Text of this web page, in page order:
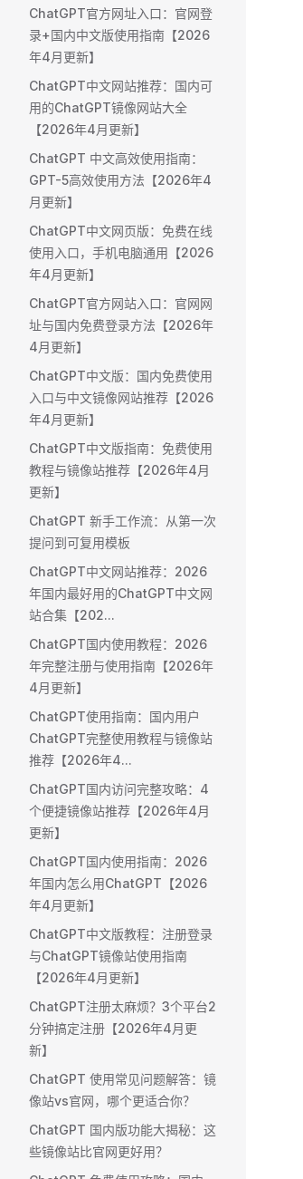
ChatGPT官方网址入口：官网登
录+国内中文版使用指南【2026
年4月更新】
ChatGPT中文网站推荐：国内可
用的ChatGPT镜像网站大全
【2026年4月更新】
ChatGPT 中文高效使用指南：
GPT-5高效使用方法【2026年4
月更新】
ChatGPT中文网页版：免费在线
使用入口，手机电脑通用【2026
年4月更新】
ChatGPT官方网站入口：官网网
址与国内免费登录方法【2026年
4月更新】
ChatGPT中文版：国内免费使用
入口与中文镜像网站推荐【2026
年4月更新】
ChatGPT中文版指南：免费使用
教程与镜像站推荐【2026年4月
更新】
ChatGPT 新手工作流：从第一次
提问到可复用模板
ChatGPT中文网站推荐：2026
年国内最好用的ChatGPT中文网
站合集【202...
ChatGPT国内使用教程：2026
年完整注册与使用指南【2026年
4月更新】
ChatGPT使用指南：国内用户
ChatGPT完整使用教程与镜像站
推荐【2026年4...
ChatGPT国内访问完整攻略：4
个便捷镜像站推荐【2026年4月
更新】
ChatGPT国内使用指南：2026
年国内怎么用ChatGPT【2026
年4月更新】
ChatGPT中文版教程：注册登录
与ChatGPT镜像站使用指南
【2026年4月更新】
ChatGPT注册太麻烦？3个平台2
分钟搞定注册【2026年4月更
新】
ChatGPT 使用常见问题解答：镜
像站vs官网，哪个更适合你？
ChatGPT 国内版功能大揭秘：这
些镜像站比官网更好用？